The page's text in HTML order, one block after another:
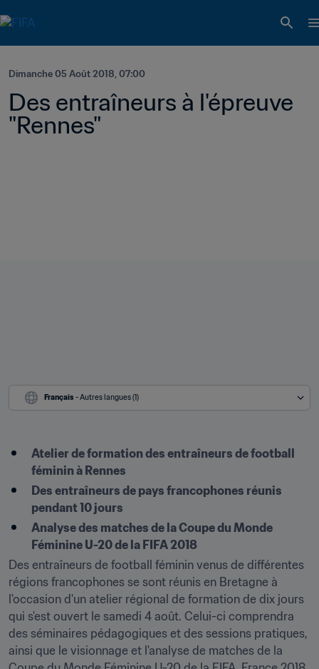
Dimanche 05 Août 2018, 07:00
Des entraîneurs à l'épreuve
"Rennes"
Français - Autres langues (1)
​Atelier de formation des entraîneurs de football
féminin à Rennes
Des entraîneurs de pays francophones réunis
pendant 10 jours
Analyse des matches de la Coupe du Monde
Féminine U-20 de la FIFA 2018
Des entraîneurs de football féminin venus de différentes
régions francophones se sont réunis en Bretagne à
l'occasion d'un atelier régional de formation de dix jours
qui s'est ouvert le samedi 4 août. Celui-ci comprendra
des séminaires pédagogiques et des sessions pratiques,
ainsi que le visionnage et l'analyse de matches de la